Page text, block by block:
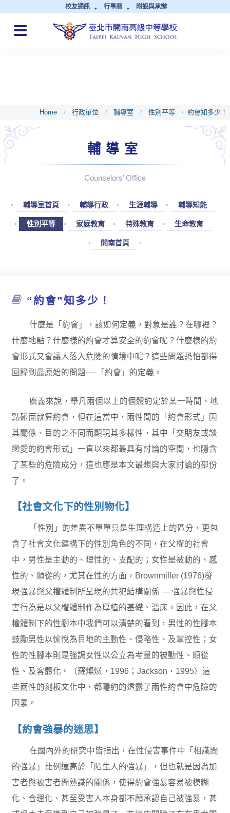
校友通訊 行事曆 附設與承辦
QUICK LINKS
Home / 行政單位 / 輔導室 / 性別平等 / 約會知多少！
輔導室
Counselors’ Office
輔導室首頁 輔導行政 生涯輔導 輔導知能
性別平等 家庭教育 特殊教育 生命教育
開南首頁
“約會”知多少！
什麼是「約會」，該如何定義，對象是誰？在哪裡？
什麼地點？什麼樣的約會才算安全的約會呢？什麼樣的約
會形式又會讓人落入危險的情境中呢？這些問題恐怕都得
回歸到最原始的問題—-「約會」的定義。
廣義來說，舉凡兩個以上的個體約定於某一時間、地
點碰面就算約會，但在這當中，兩性間的「約會形式」因
其關係、目的之不同而顯現其多樣性，其中「交朋友或談
戀愛的約會形式」一直以來都最具有討論的空間，也隱含
了某些的危險成分，這也應是本文最想與大家討論的部份
了。
【社會文化下的性別物化】
「性別」的差異不單單只是生理構造上的區分，更包
含了社會文化建構下的性別角色的不同，在父權的社會
中，男性是主動的、理性的、支配的；女性是被動的、感
性的、順從的，尤其在性的方面，Brownmiller (1976)發
現強暴與父權體制所呈現的共犯結構關係 — 強暴與性侵
害行為是以父權體制作為厚植的基礎、溫床。因此，在父
權體制下的性腳本中我們可以清楚的看到，男性的性腳本
鼓勵男性以愉悅為目地的主動性、侵略性、及掌控性；女
性的性腳本則是強調女性以公立為考量的被動性、順從
性、及客體化。（羅燦煐，1996；Jackson，1995）這
些兩性的刻板文化中，都隱約的透露了兩性約會中危險的
因素。
【約會強暴的迷思】
在國內外的研究中皆指出，在性侵害事件中「相識間
的強暴」比例遠高於「陌生人的強暴」，但也就是因為加
害者與被害者間熟識的關係，使得約會強暴容易被模糊
化、合理化、甚至受害人本身都不願承認自己被強暴，甚